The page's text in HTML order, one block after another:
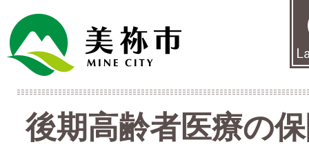
後期高齢者医療の